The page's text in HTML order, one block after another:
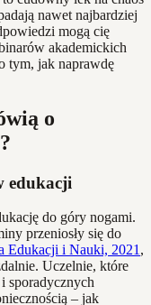
nawet najbardziej
mogą cię
akademickich
tym, jak naprawdę
o
edukacji
do góry nogami.
przeniosły się do
Edukacji i Nauki, 2021 ,
Uczelnie, które
sporadycznych
– jak